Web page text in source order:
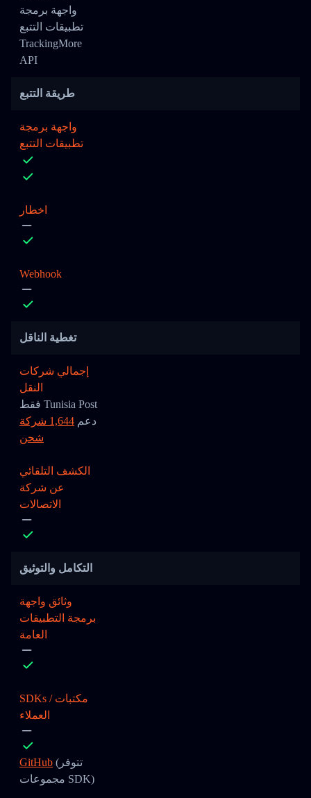
واجهة برمجة
تطبيقات التتبع
TrackingMore
API
طريقة التتبع
واجهة برمجة
تطبيقات التتبع
اخطار
Webhook
تغطية الناقل
إجمالي شركات
النقل
فقط Tunisia Post
دعم
1,644 شركة
شحن
الكشف التلقائي
عن شركة
الاتصالات
التكامل والتوثيق
وثائق واجهة
برمجة التطبيقات
العامة
SDKs / مكتبات
العملاء
GitHub (تتوفر
مجموعات SDK)